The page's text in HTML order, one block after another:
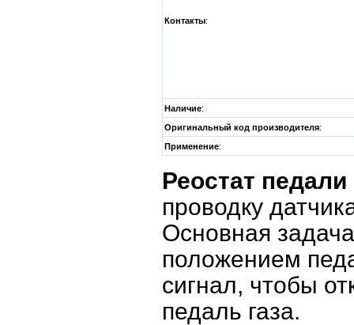
Контакты:
Наличие:
Оригинальный код производителя:
Применение:
Реостат педали
проводку
Основная
положением
сигнал, чтобы
педаль газа.